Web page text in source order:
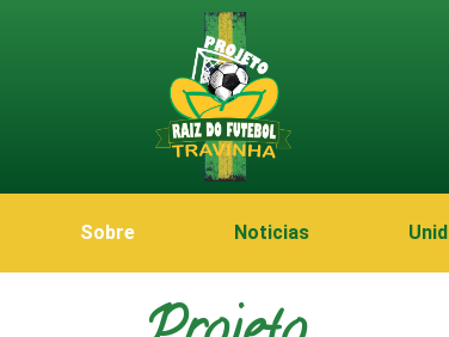
Sobre Noticias